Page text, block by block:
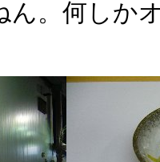
ん。何しか